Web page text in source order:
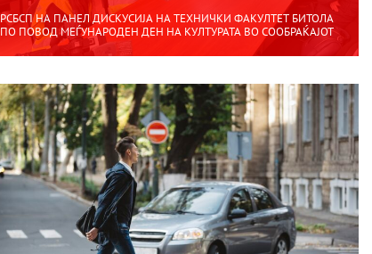
РСБСП НА ПАНЕЛ ДИСКУСИЈА НА ТЕХНИЧКИ ФАКУЛТЕТ БИТОЛА
ПО ПОВОД МЕЃУНАРОДЕН ДЕН НА КУЛТУРАТА ВО СООБРАЌАЈОТ